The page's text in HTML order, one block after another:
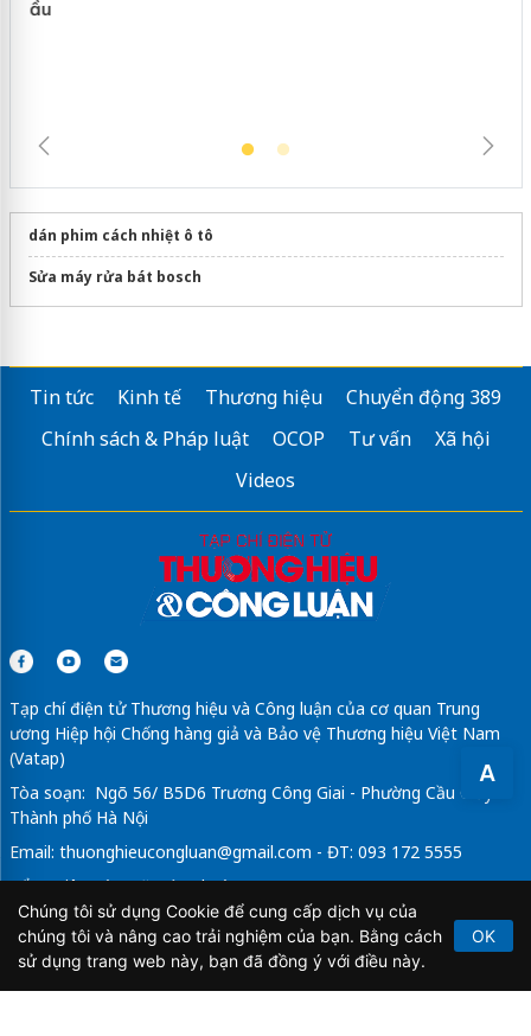
A
dán phim cách nhiệt ô tô
Sửa máy rửa bát bosch
Tin tức Kinh tế Thương hiệu
Chuyển động 389
Chính sách & Pháp luật
OCOP Tư vấn
Xã hội
Videos
Tạp chí điện tử Thương hiệu và Công luận của cơ quan Trung
ương Hiệp hội Chống hàng giả và Bảo vệ Thương hiệu Việt Nam
(Vatap)
Tòa soạn: Ngõ 56/ B5D6 Trương Công Giai - Phường Cầu Giấy -
Thành phố Hà Nội
Email: thuonghieucongluan@gmail.com - ĐT: 093 172 5555
Tổng Biên Tập: Vũ Đức Thuận
Giấy phép hoạt động báo chí điện tử số 64/GP-BTTTT do Bộ
Thông tin và Truyền thông cấp ngày 21/2/2020.
Chúng tôi sử dụng Cookie để cung cấp dịch vụ của
chúng tôi và nâng cao trải nghiệm của bạn. Bằng cách
sử dụng trang web này, bạn đã đồng ý với điều này.
OK